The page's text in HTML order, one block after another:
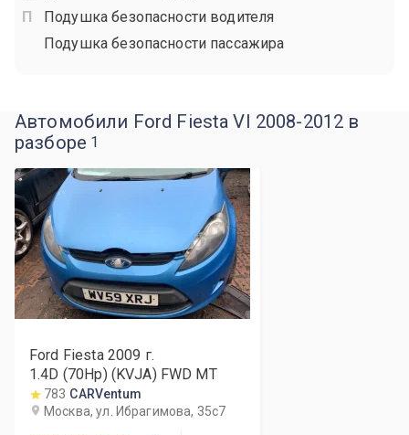
Подушка безопасности водителя
Подушка безопасности пассажира
Автомобили Ford Fiesta VI 2008-2012 в
разборе 1
Ford Fiesta 2009 г.
1.4D (70Hp) (KVJA) FWD MT
783 CARVentum
Москва, ул. Ибрагимова, 35с7